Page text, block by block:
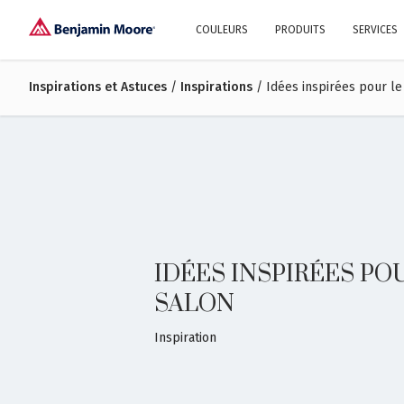
COULEURS
Explorez nos couleurs
PRODUITS SERVICES
Pourquoi choisir
Histoire
Inspirations et Astuces / Inspirations / Idées inspirées pour le
IDÉES INSPIRÉES
SALON
Inspiration